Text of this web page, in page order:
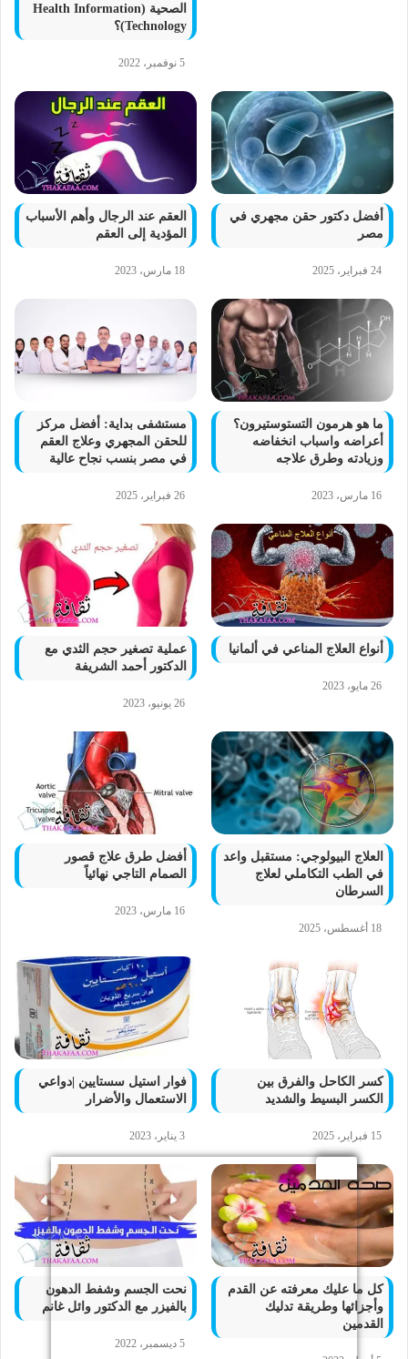
الصحية (Health Information
Technology)؟
5 نوفمبر، 2022
أفضل دكتور حقن مجهري في
مصر
24 فبراير، 2025
العقم عند الرجال وأهم الأسباب
المؤدية إلى العقم
18 مارس، 2023
ما هو هرمون التستوستيرون؟
أعراضه واسباب انخفاضه
وزيادته وطرق علاجه
16 مارس، 2023
مستشفى بداية: أفضل مركز
للحقن المجهري وعلاج العقم
في مصر بنسب نجاح عالية
26 فبراير، 2025
أنواع العلاج المناعي في ألمانيا
26 مايو، 2023
عملية تصغير حجم الثدي مع
الدكتور أحمد الشريفة
26 يونيو، 2023
العلاج البيولوجي: مستقبل واعد
في الطب التكاملي لعلاج
السرطان
18 أغسطس، 2025
أفضل طرق علاج قصور
الصمام التاجي نهائياً
16 مارس، 2023
كسر الكاحل والفرق بين
الكسر البسيط والشديد
15 فبراير، 2025
فوار استيل سستايين |دواعي
الاستعمال والأضرار
3 يناير، 2023
كل ما عليك معرفته عن القدم
وأجزائها وطريقة تدليك
القدمين
نحت الجسم وشفط الدهون
بالفيزر مع الدكتور وائل غانم
5 ديسمبر، 2022